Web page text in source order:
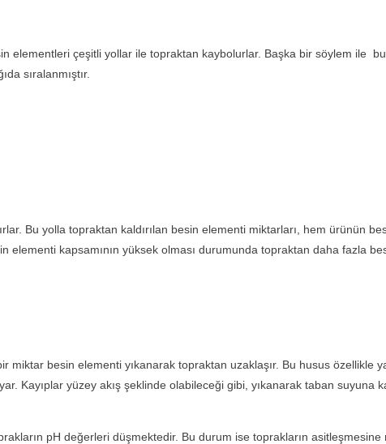
çeşitli yollar ile topraktan kaybolurlar. Başka bir söylem ile bu
sıralanmıştır.
yolla topraktan kaldırılan besin elementi miktarları, hem ürünün
kapsamının yüksek olması durumunda topraktan daha fazla
besin elementi yıkanarak topraktan uzaklaşır. Bu husus özellikle
Kayıplar yüzey akış şeklinde olabileceği gibi, yıkanarak taban suyuna
pH değerleri düşmektedir. Bu durum ise toprakların asitleşmesine